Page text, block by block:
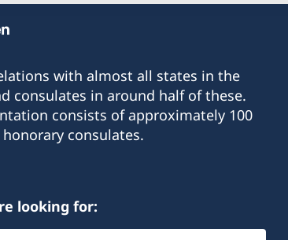
with almost all states in the
consulates in around half of these.
consists of approximately 100
consulates.
looking for: